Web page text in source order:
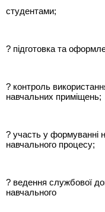
студентами;
? підготовка та
? контроль
навчальних приміщень;
? участь у формуванні
навчального процесу;
? ведення службової
навчального